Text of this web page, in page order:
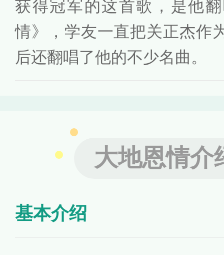
获得冠军的这首歌，是他
情》，学友一直把关正杰作
后还翻唱了他的不少名曲。
大地恩情介
基本介绍